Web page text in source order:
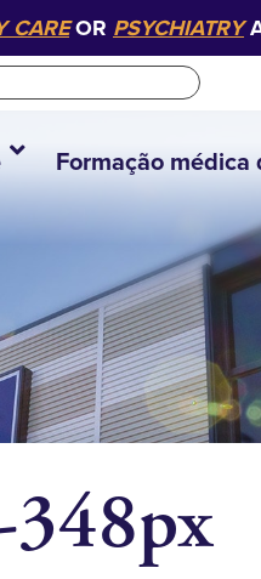
CAREOR PSYCHIATRY
Formação